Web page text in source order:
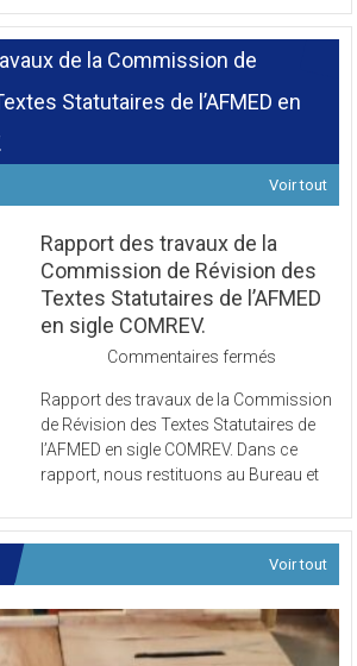
de la Commission de
Statutaires de l’AFMED en
Voir tout
Rapport des travaux de la
Commission de Révision des
Textes Statutaires de l’AFMED
en sigle COMREV.
Commentaires fermés
des
travaux
de
la
de
Révision
Textes
Statutaires
de
Rapport des travaux de la Commission
de Révision des Textes Statutaires de
l’AFMED en sigle COMREV. Dans ce
rapport, nous restituons au Bureau et
Voir tout